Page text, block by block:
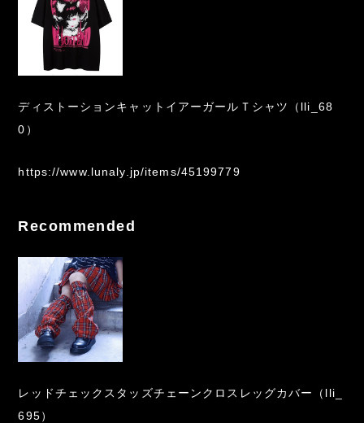
ディストーションキャットイアーガールＴシャツ（lli_68
0）
https://www.lunaly.jp/items/45199779
Recommended
レッドチェックスタッズチェーンクロスレッグカバー（lli_
695）